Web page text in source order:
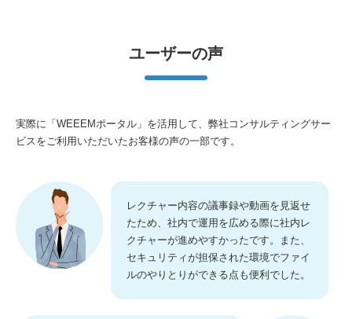
ユーザーの声
実際に「WEEEMポータル」を活用して、弊社コンサルティングサー
ビスをご利用いただいたお客様の声の一部です。
レクチャー内容の議事録や動画を見返せ
たため、社内で運用を広める際に社内レ
クチャーが進めやすかったです。また、
セキュリティが担保された環境でファイ
ルのやりとりができる点も便利でした。